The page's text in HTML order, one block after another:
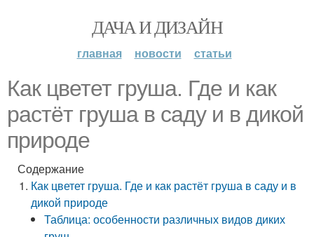
ДАЧА И ДИЗАЙН
главная новости статьи
Как цветет груша. Где и как
растёт груша в саду и в дикой
природе
Содержание
Как цветет груша. Где и как растёт груша в саду и в
дикой природе
Таблица: особенности различных видов диких